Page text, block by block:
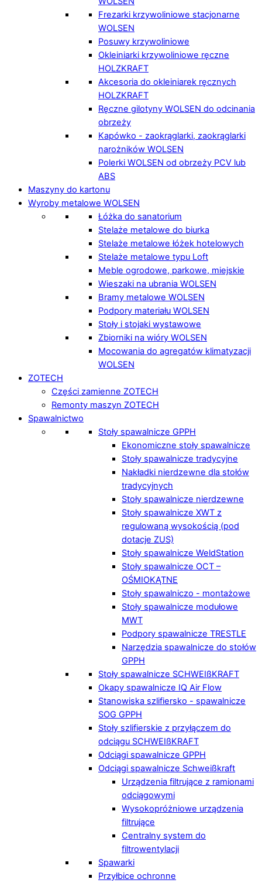
Frezarki krzywoliniowe stacjonarne
WOLSEN
Posuwy krzywoliniowe
Okleiniarki krzywoliniowe ręczne
HOLZKRAFT
Akcesoria do okleiniarek ręcznych
HOLZKRAFT
Ręczne gilotyny WOLSEN do odcinania
obrzeży
Kapówko - zaokrąglarki, zaokrąglarki
narożników WOLSEN
Polerki WOLSEN od obrzeży PCV lub
ABS
Maszyny do kartonu
Wyroby metalowe WOLSEN
Łóżka do sanatorium
Stelaże metalowe do biurka
Stelaże metalowe łóżek hotelowych
Stelaże metalowe typu Loft
Meble ogrodowe, parkowe, miejskie
Wieszaki na ubrania WOLSEN
Bramy metalowe WOLSEN
Podpory materiału WOLSEN
Stoły i stojaki wystawowe
Zbiorniki na wióry WOLSEN
Mocowania do agregatów klimatyzacji
WOLSEN
ZOTECH
Części zamienne ZOTECH
Remonty maszyn ZOTECH
Spawalnictwo
Stoły spawalnicze GPPH
Ekonomiczne stoły spawalnicze
Stoły spawalnicze tradycyjne
Nakładki nierdzewne dla stołów
tradycyjnych
Stoły spawalnicze nierdzewne
Stoły spawalnicze XWT z
regulowaną wysokością (pod
dotacje ZUS)
Stoły spawalnicze WeldStation
Stoły spawalnicze OCT –
OŚMIOKĄTNE
Stoły spawalniczo - montażowe
Stoły spawalnicze modułowe
MWT
Podpory spawalnicze TRESTLE
Narzędzia spawalnicze do stołów
GPPH
Stoły spawalnicze SCHWEIßKRAFT
Okapy spawalnicze IQ Air Flow
Stanowiska szlifiersko - spawalnicze
SOG GPPH
Stoły szlifierskie z przyłączem do
odciągu SCHWEIßKRAFT
Odciągi spawalnicze GPPH
Odciągi spawalnicze Schweißkraft
Urządzenia filtrujące z ramionami
odciągowymi
Wysokopróżniowe urządzenia
filtrujące
Centralny system do
filtrowentylacji
Spawarki
Przyłbice ochronne